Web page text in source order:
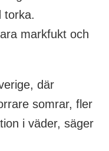
torka.
markfukt och
där
somrar, fler
i väder, säger